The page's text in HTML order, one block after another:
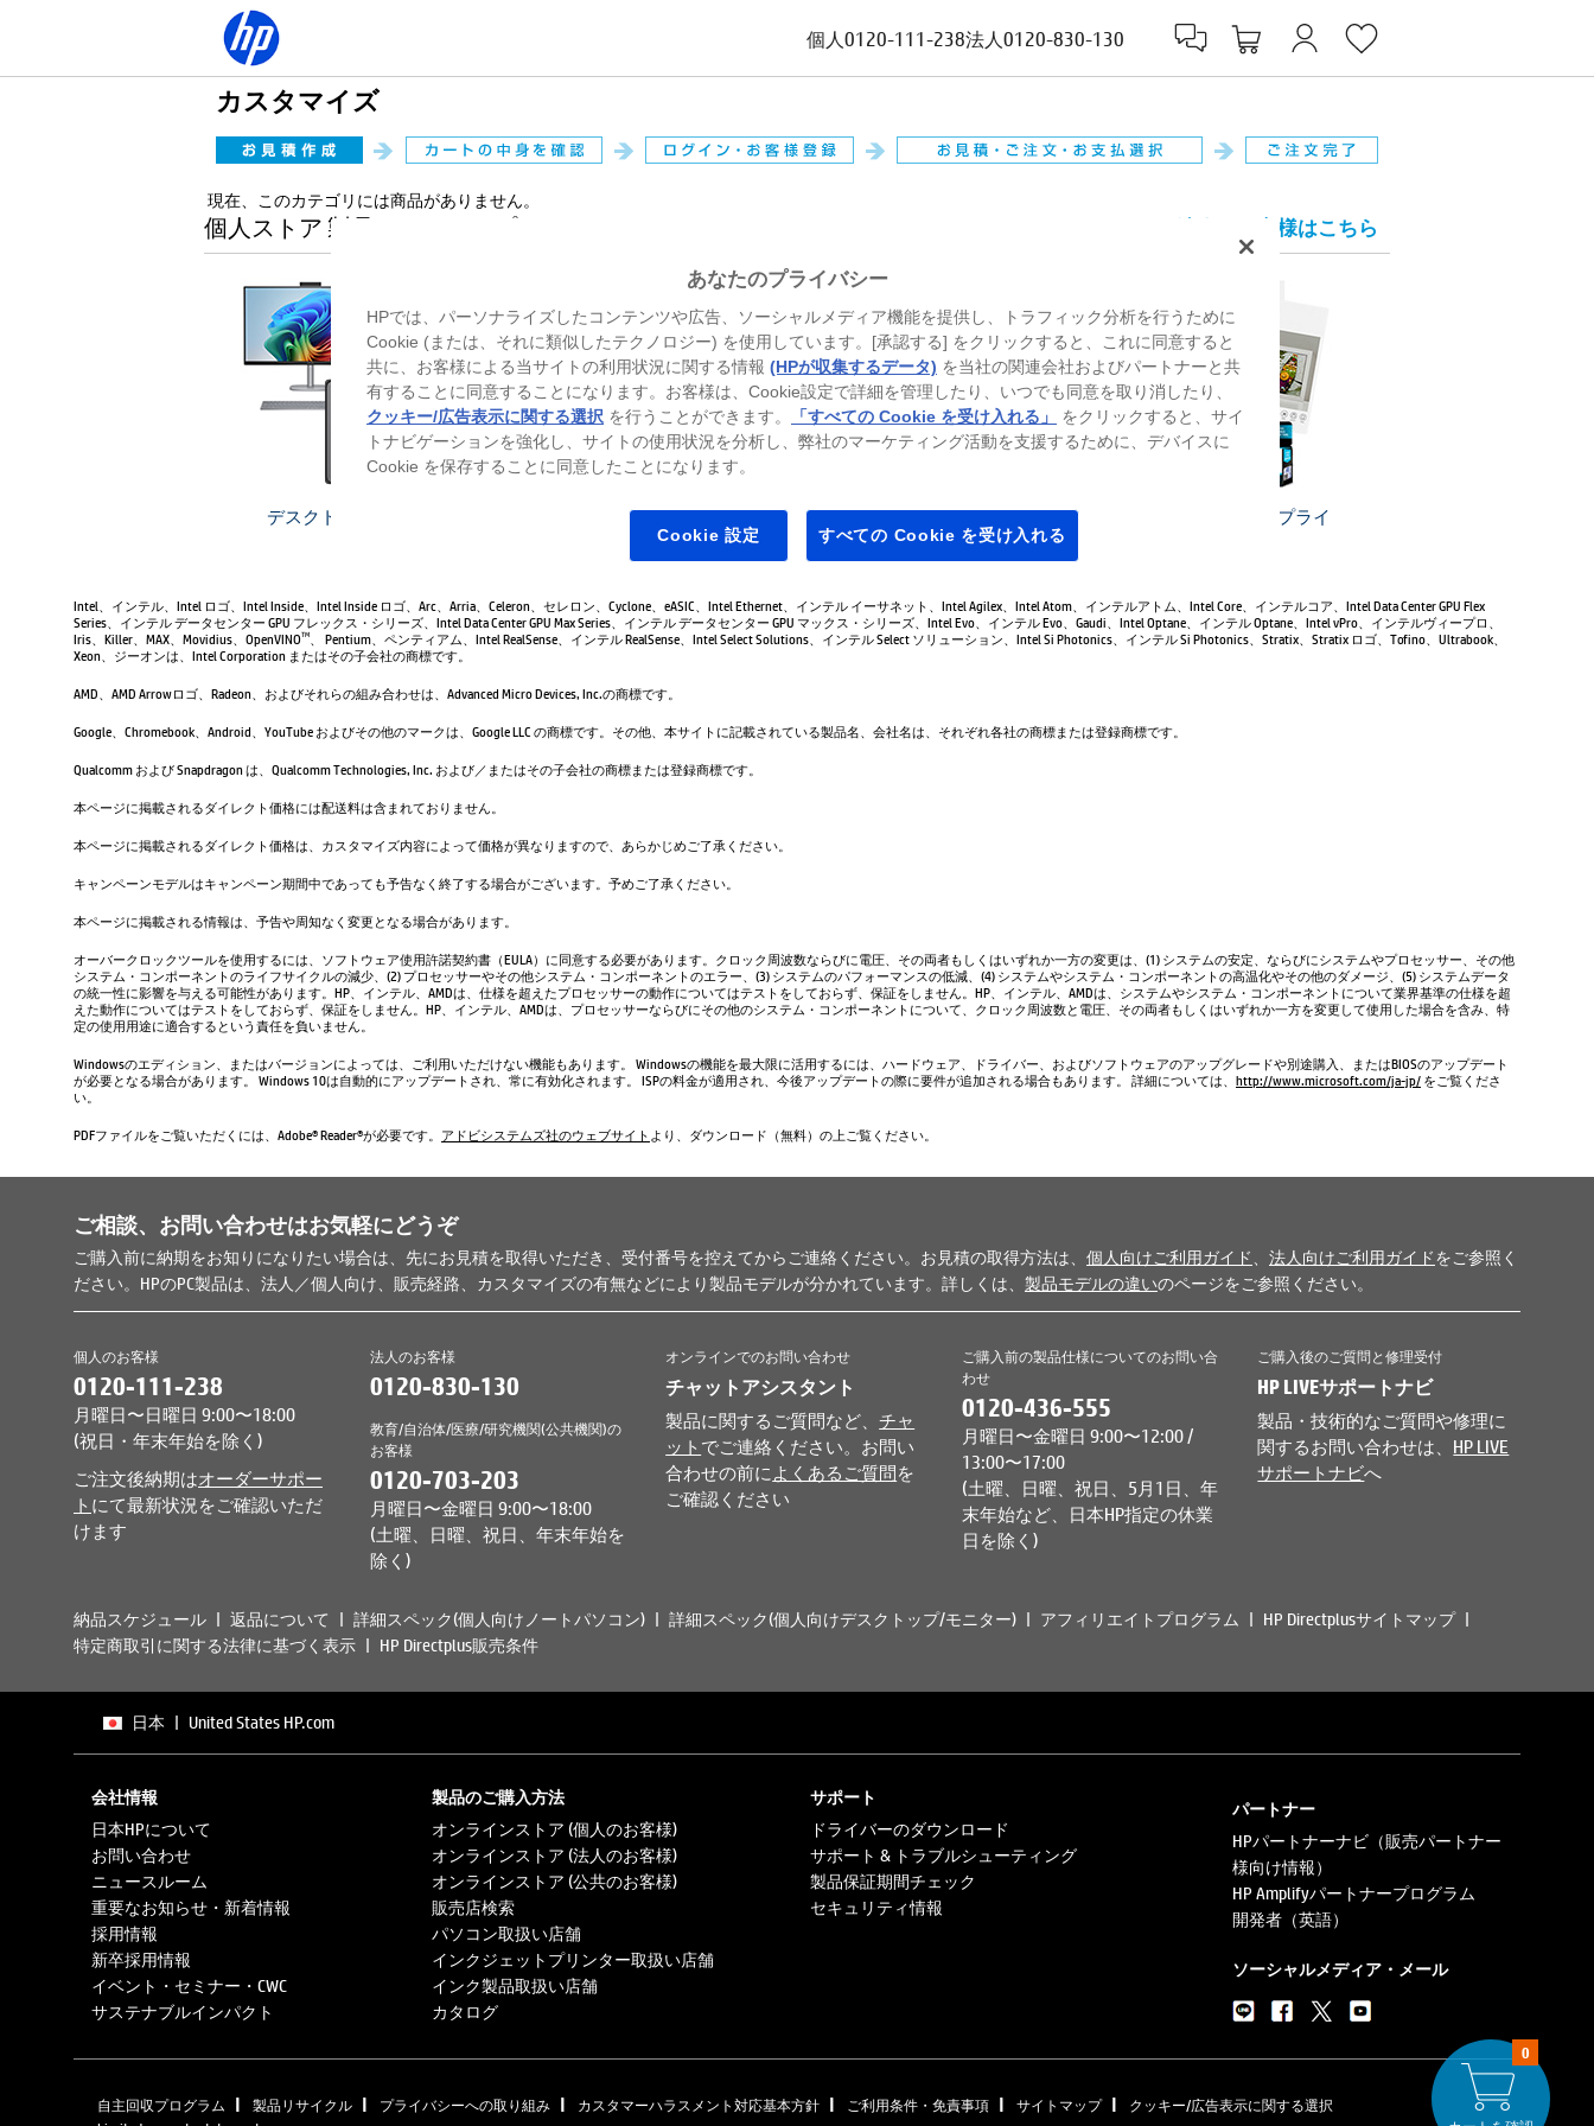
個人 0120-111-238法人 0120-830-130
カスタマイズ
現在、このカテゴリには商品がありません。
0
個人ストア 製品ラインアップ 法人のお客様はこちら
デスクトップ ゲーミングパソコン プリンター プリンターサプライ
Intel、インテル、Intel ロゴ、Intel Inside、Intel Inside ロゴ、Arc、Arria、Celeron、セレロン、Cyclone、eASIC、Intel Ethernet、インテル イーサネット、Intel Agilex、Intel Atom、インテルアトム、Intel Core、インテルコア、Intel Data Center GPU Flex
Series、インテル データセンター GPU フレックス・シリーズ、Intel Data Center GPU Max Series、インテル データセンター GPU マックス・シリーズ、Intel Evo、インテル Evo、Gaudi、Intel Optane、インテル Optane、Intel vPro、インテルヴィープロ、
Iris、Killer、MAX、Movidius、OpenVINOTM
、 Pentium、ペンティアム、Intel RealSense、インテル RealSense、Intel Select Solutions、インテル Select ソリューション、Intel Si Photonics、インテル Si Photonics、Stratix、Stratix ロゴ、Tofino、Ultrabook、
Xeon、ジーオンは、Intel Corporation またはその子会社の商標です。
AMD、AMD Arrowロゴ、Radeon、およびそれらの組み合わせは、Advanced Micro Devices, Inc.の商標です。
Google、Chromebook、Android、YouTube およびその他のマークは、Google LLC の商標です。その他、本サイトに記載されている製品名、会社名は、それぞれ各社の商標または登録商標です。
Qualcomm および Snapdragon は、Qualcomm Technologies, Inc. および／またはその子会社の商標または登録商標です。
本ページに掲載されるダイレクト価格には配送料は含まれておりません。
本ページに掲載されるダイレクト価格は、カスタマイズ内容によって価格が異なりますので、あらかじめご了承ください。
キャンペーンモデルはキャンペーン期間中であっても予告なく終了する場合がございます。予めご了承ください。
本ページに掲載される情報は、予告や周知なく変更となる場合があります。
オーバークロックツールを使用するには、ソフトウェア使用許諾契約書（EULA）に同意する必要があります。クロック周波数ならびに電圧、その両者もしくはいずれか一方の変更は、(1) システムの安定、ならびにシステムやプロセッサー、その他
システム・コンポーネントのライフサイクルの減少、(2) プロセッサーやその他システム・コンポーネントのエラー、(3) システムのパフォーマンスの低減、(4) システムやシステム・コンポーネントの高温化やその他のダメージ、(5) システムデータ
の統一性に影響を与える可能性があります。HP、インテル、AMDは、仕様を超えたプロセッサーの動作についてはテストをしておらず、保証をしません。HP、インテル、AMDは、システムやシステム・コンポーネントについて業界基準の仕様を超
えた動作についてはテストをしておらず、保証をしません。HP、インテル、AMDは、プロセッサーならびにその他のシステム・コンポーネントについて、クロック周波数と電圧、その両者もしくはいずれか一方を変更して使用した場合を含み、特
定の使用用途に適合するという責任を負いません。
Windowsのエディション、またはバージョンによっては、ご利用いただけない機能もあります。 Windowsの機能を最大限に活用するには、ハードウェア、ドライバー、およびソフトウェアのアップグレードや別途購入、またはBIOSのアップデート
が必要となる場合があります。 Windows 10は自動的にアップデートされ、常に有効化されます。 ISPの料金が適用され、今後アップデートの際に要件が追加される場合もあります。 詳細については、 http://www.microsoft.com/ja-jp/ をご覧くださ
い。
PDFファイルをご覧いただくには、Adobe® Reader®が必要です。 アドビシステムズ社のウェブサイト より、ダウンロード（無料）の上ご覧ください。
ご相談、お問い合わせはお気軽にどうぞ
ご購入前に納期をお知りになりたい場合は、先にお見積を取得いただき、受付番号を控えてからご連絡ください。お見積の取得方法は、 個人向けご利用ガイド 法人向けご利用ガイドをご参照く
ださい。HPのPC製品は、法人／個人向け、販売経路、カスタマイズの有無などにより製品モデルが分かれています。詳しくは、 製品モデルの違いのページをご参照ください。
個人のお客様
0120-111-238
月曜日〜日曜日 9:00〜18:00
(祝日・年末年始を除く)
ご注文後納期はオーダーサポー
ト にて最新状況をご確認いただ
けます
法人のお客様
0120-830-130
教育/自治体/医療/研究機関(公共機関)の
お客様
0120-703-203
月曜日〜金曜日 9:00〜18:00
(土曜、日曜、祝日、年末年始を
除く)
オンラインでのお問い合わせ
チャットアシスタント
製品に関するご質問など、チャ
ット でご連絡ください。お問い
合わせの前に よくあるご質問を
ご確認ください
ご購入前の製品仕様についてのお問い合
わせ
0120-436-555
月曜日〜金曜日 9:00〜12:00 /
13:00〜17:00
(土曜、日曜、祝日、5月1日、年
末年始など、日本HP指定の休業
日を除く)
ご購入後のご質問と修理受付
HP LIVEサポートナビ
製品・技術的なご質問や修理に
関するお問い合わせは、 HP LIVE
サポートナビへ
納品スケジュール 返品について 詳細スペック(個人向けノートパソコン) 詳細スペック(個人向けデスクトップ/モニター) アフィリエイトプログラム
HP Directplusサイトマップ
特定商取引に関する法律に基づく表示
HP Directplus販売条件
日本 | United States HP.com
会社情報
日本HPについて
お問い合わせ
ニュースルーム
重要なお知らせ・新着情報
採用情報
新卒採用情報
イベント・セミナー・CWC
サステナブルインパクト
製品のご購入方法
オンラインストア (個人のお客様)
オンラインストア (法人のお客様)
オンラインストア (公共のお客様)
販売店検索
パソコン取扱い店舗
インクジェットプリンター取扱い店舗
インク製品取扱い店舗
カタログ
サポート
ドライバーのダウンロード
サポート & トラブルシューティング
製品保証期間チェック
セキュリティ情報
パートナー
HPパートナーナビ（販売パートナー
様向け情報）
HP Amplifyパートナープログラム
開発者（英語）
ソーシャルメディア・メール
自主回収プログラム | 製品リサイクル | プライバシーへの取り組み | カスタマーハラスメント対応基本方針 | ご利用条件・免責事項 | サイトマップ |
クッキー/広告表示に関する選択
あなたのプライバシー
HPでは、パーソナライズしたコンテンツや広告、ソーシャルメディア機能を提供し、トラフィック分析を行うために
Cookie (または、それに類似したテクノロジー) を使用しています。[承認する] をクリックすると、これに同意すると
共に、お客様による当サイトの利用状況に関する情報 (HPが収集するデータ) を当社の関連会社およびパートナーと共
有することに同意することになります。お客様は、Cookie設定で詳細を管理したり、いつでも同意を取り消したり、
クッキー/広告表示に関する選択 を行うことができます。 「すべての Cookie を受け入れる」
をクリックすると、サイ
トナビゲーションを強化し、サイトの使用状況を分析し、弊社のマーケティング活動を支援するために、デバイスに
Cookie を保存することに同意したことになります。
Cookie 設定 すべての Cookie を受け入れる